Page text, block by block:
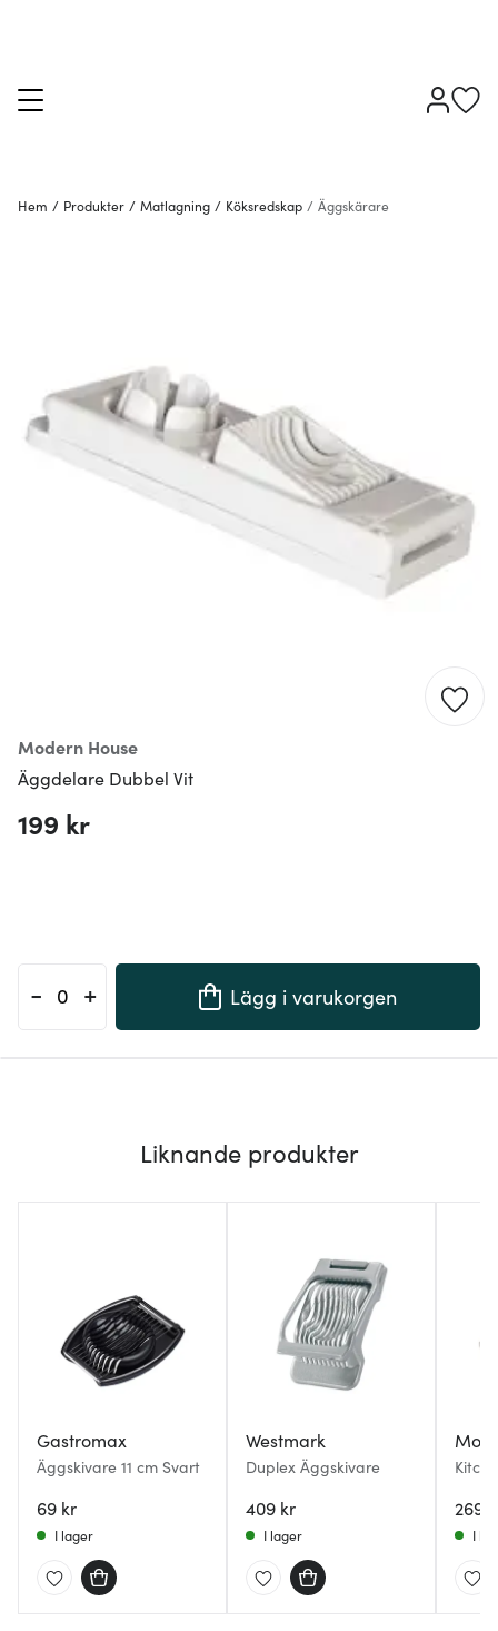
Hem / Produkter / Matlagning / Köksredskap / Äggskärare
Modern House
Äggdelare Dubbel Vit
199 kr
- + Lägg i varukorgen
Liknande produkter
Gastromax
Äggskivare 11 cm Svart
69 kr
I lager
Westmark
Duplex Äggskivare
409 kr
I lager
blank
269
I